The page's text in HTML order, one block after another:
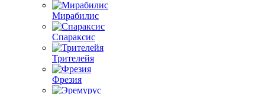
Мирабилис
Спараксис
Трителейя
Фрезия